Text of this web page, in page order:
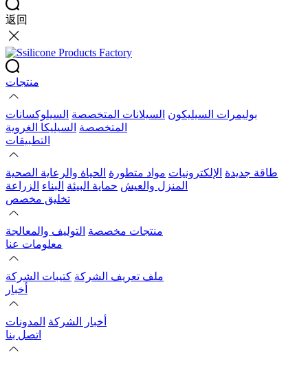
返回
منتجات
بوليمرات السيليكون السيلانات المتخصصة السيلوكسانات
المتخصصة السيليكا الغروية
التطبيقات
طاقة جديدة الإلكترونيات مواد متطورة الحياة والرعاية الصحية
المنزل والعيش حماية البيئة البناء الزراعة
تخليق مخصص
منتجات مخصصة التوليف والمعالجة
معلومات عنا
ملف تعريف الشركة كتيبات الشركة
أخبار
أخبار الشركة المدونات
اتصل بنا